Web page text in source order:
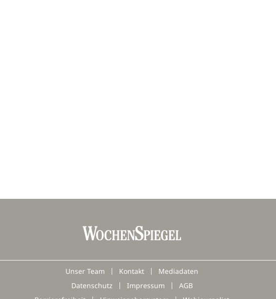
Unser Team Kontakt
Mediadaten
Datenschutz
Impressum
AGB